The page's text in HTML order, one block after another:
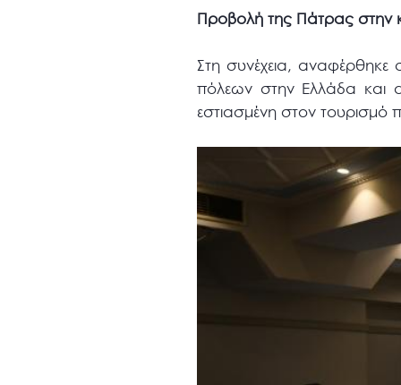
Προβολή της Πάτρας στην
Στη συνέχεια,
πόλεων στην Ελλάδα και
εστιασμένη στον τουρισμό